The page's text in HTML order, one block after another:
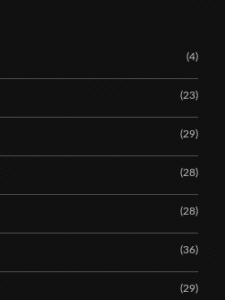
(4)
(23)
(29)
(28)
(28)
(36)
(29)